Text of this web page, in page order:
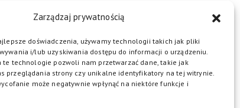
Zarządzaj prywatnością
doświadczenia, używamy technologii takich jak pliki
i/lub uzyskiwania dostępu do informacji o urządzeniu.
te technologie pozwoli nam przetwarzać dane, takie jak
przeglądania strony czy unikalne identyfikatory na tej witrynie.
może negatywnie wpłynąć na niektóre funkcje i
NAS